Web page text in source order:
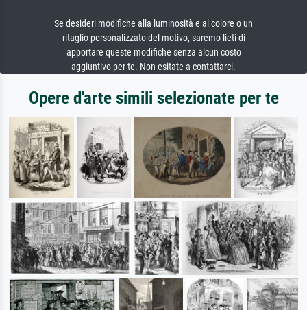
Se desideri modifiche alla luminosità e al colore o un
ritaglio personalizzato del motivo, saremo lieti di
apportare queste modifiche senza alcun costo
aggiuntivo per te. Non esitate a contattarci.
Opere d'arte simili selezionate per te